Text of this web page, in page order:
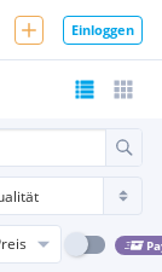
Einloggen